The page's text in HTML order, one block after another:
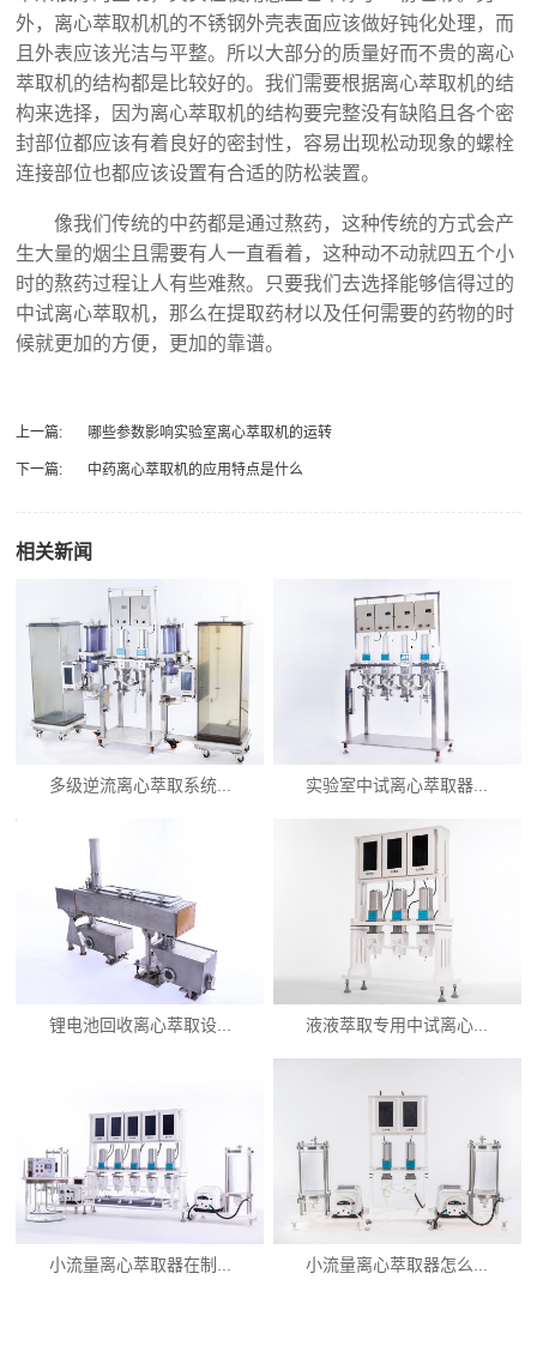
外，离心萃取机机‍的不锈钢外壳表面应该做好钝化处理，而
且外表应该光洁与平整。所以大部分的质量好而不贵的离心
萃取机的结构都是比较好的。我们需要根据离心萃取机的结
构来选择，因为离心萃取机‍的结构要完整没有缺陷且各个密
封部位都应该有着良好的密封性，容易出现松动现象的螺栓
连接部位也都应该设置有合适的防松装置。
像我们传统的中药都是通过熬药，这种传统的方式会产
生大量的烟尘且需要有人一直看着，这种动不动就四五个小
时的熬药过程让人有些难熬。只要我们去选择能够信得过的
中试离心萃取机，那么在提取药材以及任何需要的药物的时
候就更加的方便，更加的靠谱。
上一篇: 哪些参数影响实验室离心萃取机的运转
下一篇: 中药离心萃取机的应用特点是什么
相关新闻
多级逆流离心萃取系统... 实验室中试离心萃取器...
锂电池回收离心萃取设... 液液萃取专用中试离心...
小流量离心萃取器在制... 小流量离心萃取器怎么...